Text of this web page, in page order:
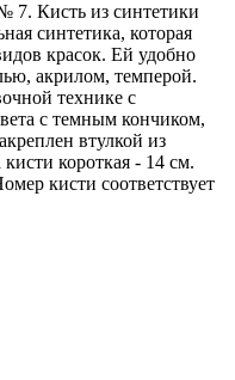
7. Кисть из синтетики
синтетика, которая
красок. Ей удобно
акрилом, темперой.
технике с
с темным кончиком,
втулкой из
короткая - 14 см.
кисти соответствует